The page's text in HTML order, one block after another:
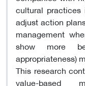
cultural
adjust action
management
show more
appropriateness)
This research
value-based